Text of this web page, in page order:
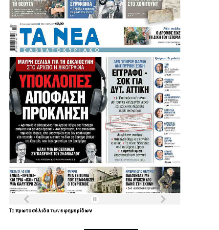
Ταπρωτοσέλιδατωνεφημερίδων